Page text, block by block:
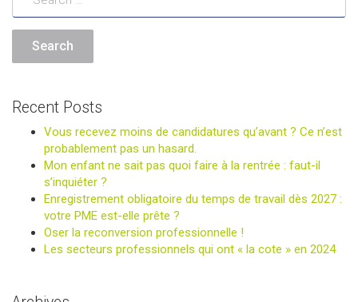
Recent Posts
Vous recevez moins de candidatures qu’avant ? Ce n’est
probablement pas un hasard.
Mon enfant ne sait pas quoi faire à la rentrée : faut-il
s’inquiéter ?
Enregistrement obligatoire du temps de travail dès 2027 :
votre PME est-elle prête ?
Oser la reconversion professionnelle !
Les secteurs professionnels qui ont « la cote » en 2024